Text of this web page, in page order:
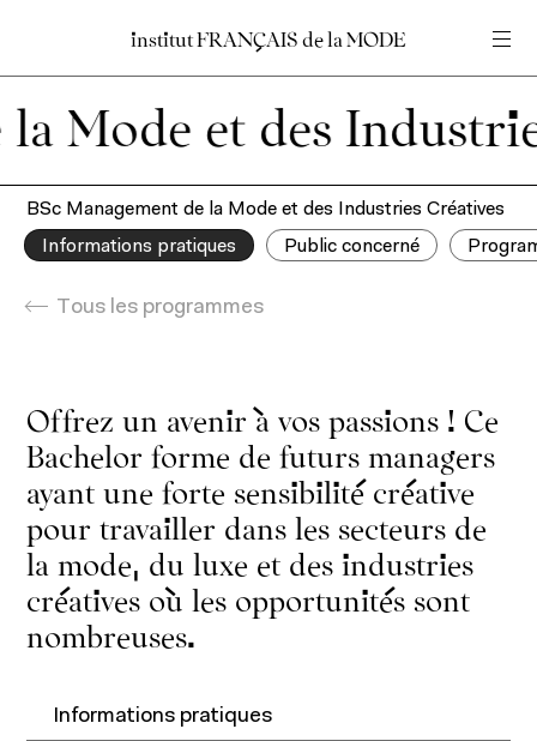
institutFRANÇAISdelaMODE
institutFRANÇAISdelaMODE
Entrez votre recherche
et des Industries
BSc Management de la Mode et des Industries Créatives
Informations pratiques
Public concerné
Tous les programmes
Offrez un avenir à vos passions ! Ce
Bachelor forme de futurs managers
ayant une forte sensibilité créative
pour travailler dans les secteurs de
la mode, du luxe et des industries
créatives où les opportunités sont
nombreuses.
Informations pratiques